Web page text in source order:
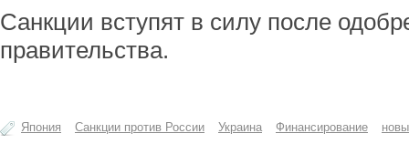
Санкции вступят в силу после
правительства.
Япония Санкции против России Украина Финансирование